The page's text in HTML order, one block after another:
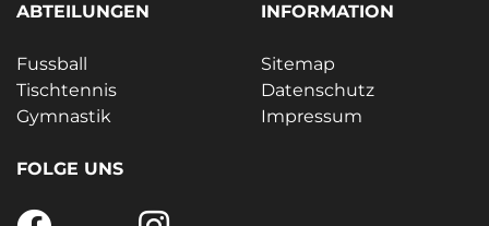
ABTEILUNGEN
Fussball
Tischtennis
Gymnastik
INFORMATION
Sitemap
Datenschutz
Impressum
FOLGE UNS